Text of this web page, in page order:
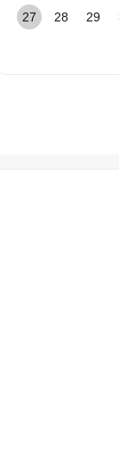
27 28 29